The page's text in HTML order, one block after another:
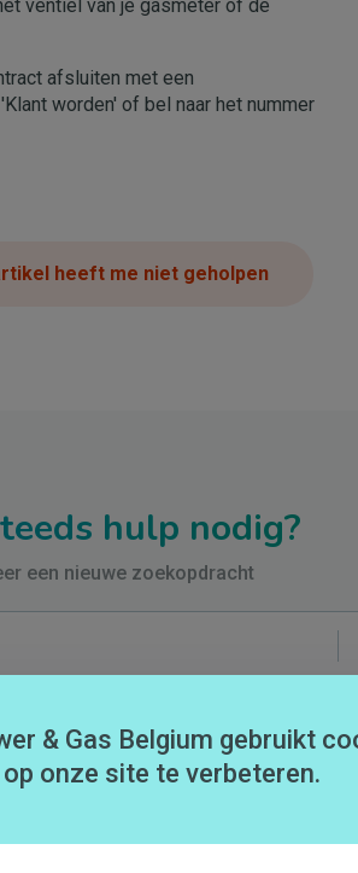
ventiel van je gasmeter of de
afsluiten met een
worden' of bel naar het nummer
heeft me niet geholpen
hulp nodig?
een nieuwe zoekopdracht
met ons op
& Gas Belgium gebruikt
onze site te verbeteren.